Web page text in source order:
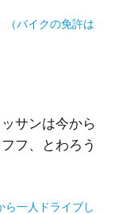
（バイクの免許は
サンは今から
フ、とわろう
ら一人ドライブし